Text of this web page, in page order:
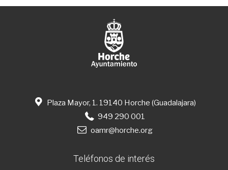
Plaza Mayor, 1. 19140 Horche (Guadalajara)
949 290 001
oamr@horche.org
Teléfonos de interés